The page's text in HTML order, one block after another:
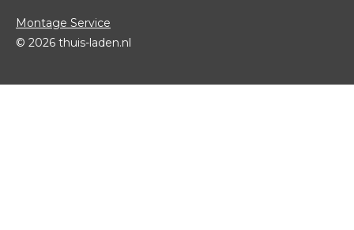
Montage Service
© 2026 thuis-laden.nl